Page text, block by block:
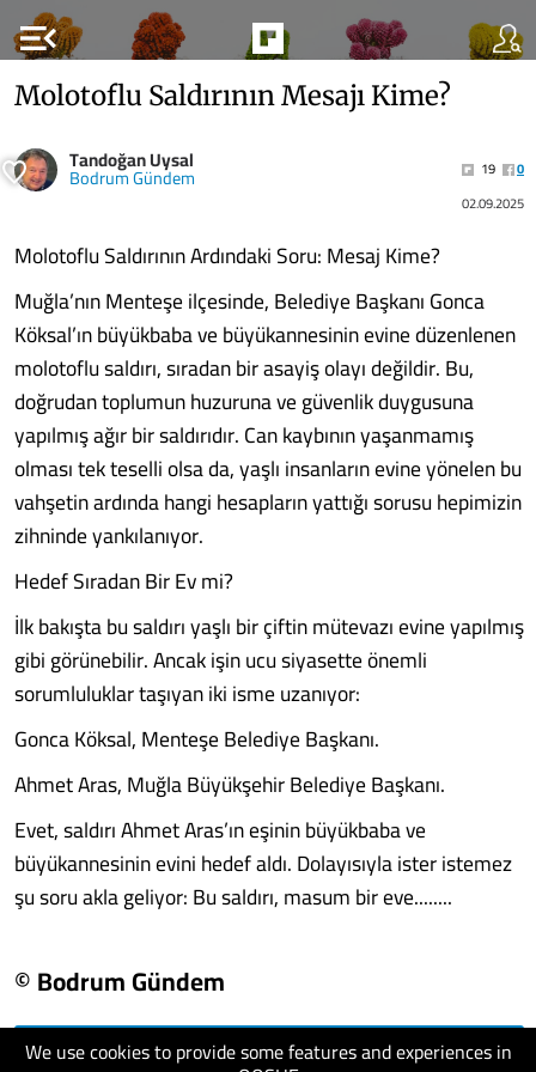
menu_open
We use cookies to provide some features and experiences in
Molotoflu Saldırının Mesajı Kime?
Tandoğan Uysal
Bodrum Gündem 19
0
02.09.2025
Molotoflu Saldırının Ardındaki Soru: Mesaj Kime?
Muğla’nın Menteşe ilçesinde, Belediye Başkanı Gonca
Köksal’ın büyükbaba ve büyükannesinin evine düzenlenen
molotoflu saldırı, sıradan bir asayiş olayı değildir. Bu,
doğrudan toplumun huzuruna ve güvenlik duygusuna
yapılmış ağır bir saldırıdır. Can kaybının yaşanmamış
olması tek teselli olsa da, yaşlı insanların evine yönelen bu
vahşetin ardında hangi hesapların yattığı sorusu hepimizin
zihninde yankılanıyor.
Hedef Sıradan Bir Ev mi?
İlk bakışta bu saldırı yaşlı bir çiftin mütevazı evine yapılmış
gibi görünebilir. Ancak işin ucu siyasette önemli
sorumluluklar taşıyan iki isme uzanıyor:
Gonca Köksal, Menteşe Belediye Başkanı.
Ahmet Aras, Muğla Büyükşehir Belediye Başkanı.
Evet, saldırı Ahmet Aras’ın eşinin büyükbaba ve
büyükannesinin evini hedef aldı. Dolayısıyla ister istemez
şu soru akla geliyor: Bu saldırı, masum bir eve........
© Bodrum Gündem